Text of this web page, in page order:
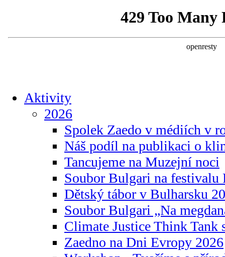
Aktivity
2026
Spolek Zaedo v médiích v
Náš podíl na publikaci o
Tancujeme na Muzejní noci
Soubor Bulgari na festivalu
Dětský tábor v Bulharsku
Soubor Bulgari „Na
Climate Justice Think Tank
Zaedno na Dni Evropy 2026